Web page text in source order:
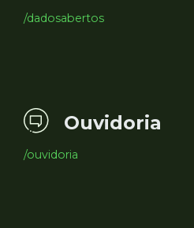
/dadosabertos
Ouvidoria
/ouvidoria